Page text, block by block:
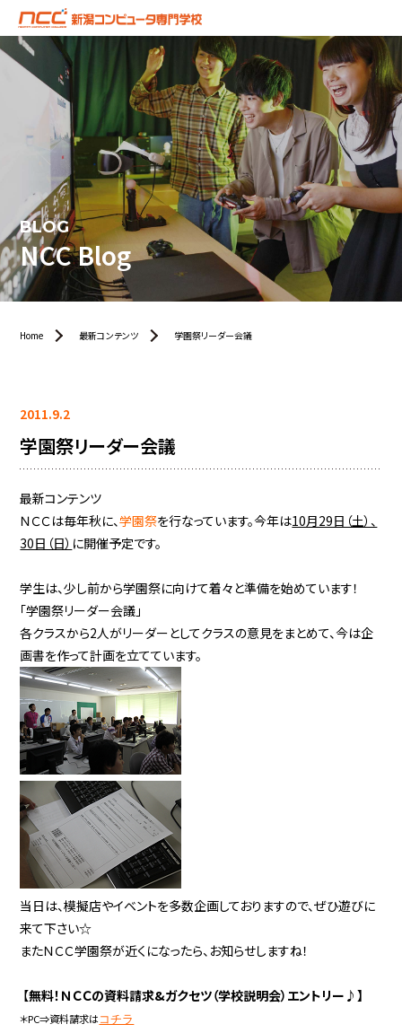
BLOG
NCC Blog
Home 最新コンテンツ 学園祭リーダー会議
2011.9.2
学園祭リーダー会議
最新コンテンツ
ＮＣＣは毎年秋に、学園祭を行なっています。今年は10月29日（土）、
30日（日） に開催予定です。
学生は、少し前から学園祭に向けて着々と準備を始めています！
「学園祭リーダー会議」
各クラスから2人がリーダーとしてクラスの意見をまとめて、今は企
画書を作って計画を立てています。
当日は、模擬店やイベントを多数企画しておりますので、ぜひ遊びに
来て下さい☆
またＮＣＣ学園祭が近くになったら、お知らせしますね！
【無料！ＮＣＣの資料請求&ガクセツ（学校説明会）エントリー♪】
＊PC⇒資料請求は コチラ